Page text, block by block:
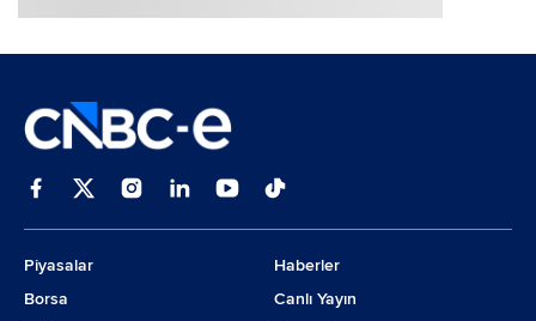
Piyasalar
Borsa
Haberler
Canlı Yayın